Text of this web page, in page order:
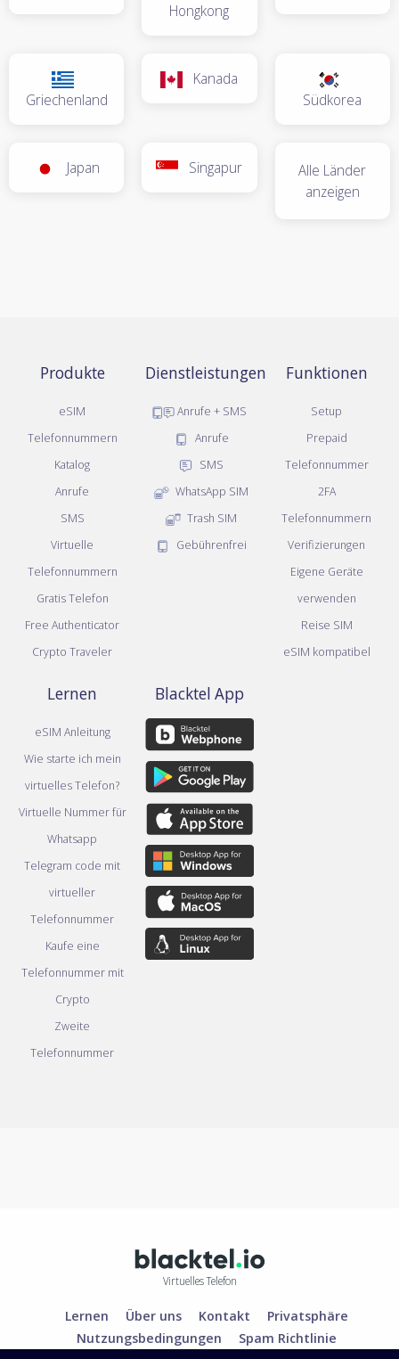
Hongkong
Griechenland
Kanada
Südkorea
Japan Singapur
Alle Länder
anzeigen
Produkte
eSIM
Telefonnummern
Katalog
Anrufe
SMS
Virtuelle
Telefonnummern
Gratis Telefon
Free Authenticator
Crypto Traveler
Dienstleistungen
Anrufe + SMS
Anrufe
SMS
WhatsApp SIM
Trash SIM
Gebührenfrei
Funktionen
Setup
Prepaid
Telefonnummer
2FA
Telefonnummern
Verifizierungen
Eigene Geräte
verwenden
Reise SIM
eSIM kompatibel
Lernen
eSIM Anleitung
Wie starte ich mein
virtuelles Telefon?
Virtuelle Nummer für
Whatsapp
Telegram code mit
virtueller
Telefonnummer
Kaufe eine
Telefonnummer mit
Crypto
Zweite
Telefonnummer
Blacktel App
Virtuelles Telefon
Lernen Über uns Kontakt
Privatsphäre
Nutzungsbedingungen
Spam Richtlinie